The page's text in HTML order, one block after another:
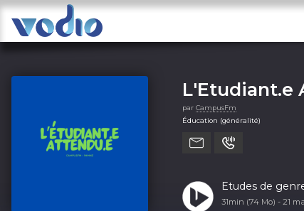
L'Etudiant.e
par CampusFm
Éducation (généralité)
Etudes de
31min (74 Mo) - 21